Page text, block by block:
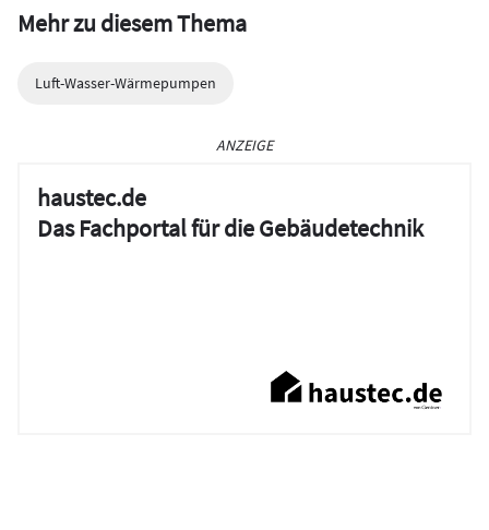
Mehr zu diesem Thema
Luft-Wasser-Wärmepumpen
ANZEIGE
haustec.de
Das Fachportal für die Gebäudetechnik